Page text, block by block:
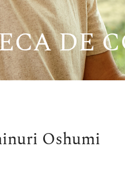
DE
Oshumi